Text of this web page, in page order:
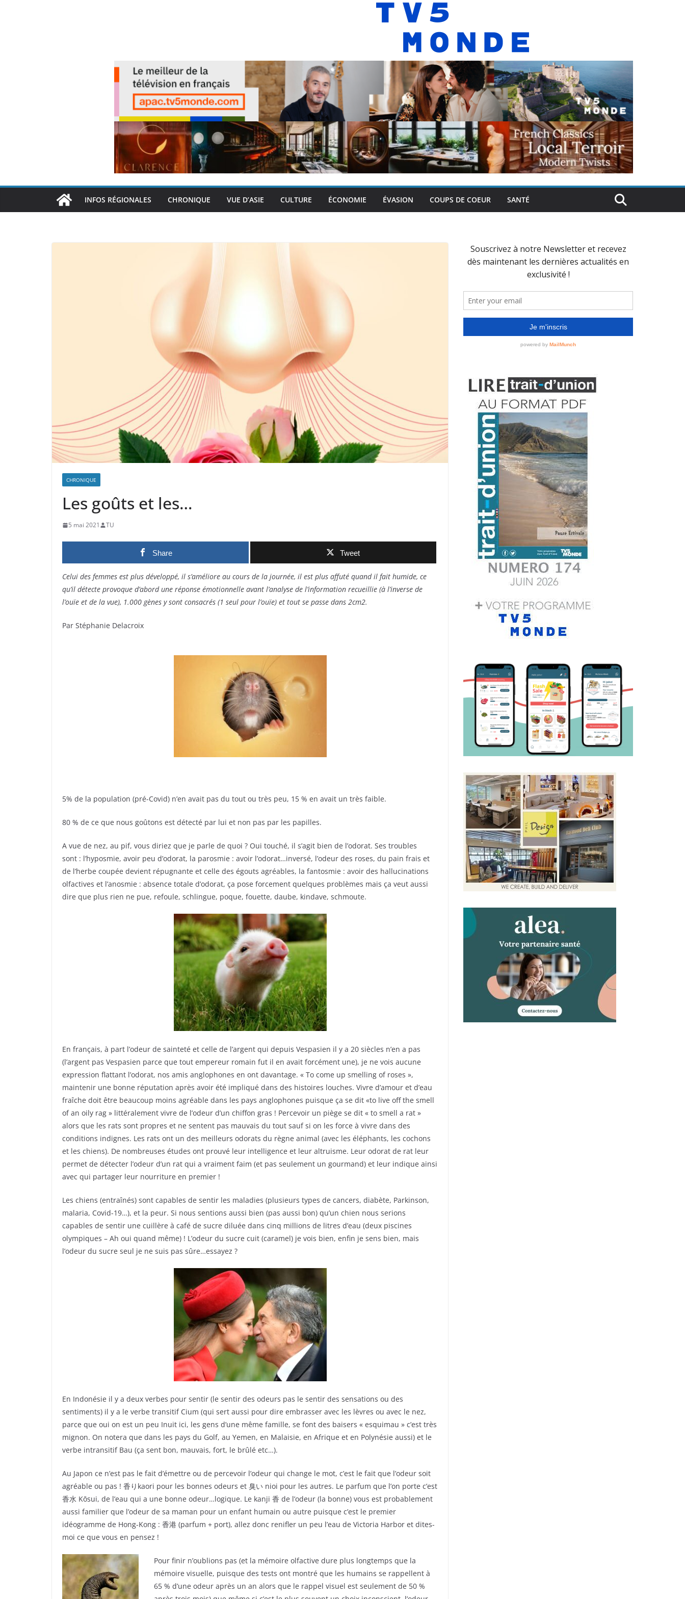
INFOS RÉGIONALES CHRONIQUE VUE D’ASIE CULTURE ÉCONOMIE ÉVASION COUPS DE COEUR SANTÉ
CHRONIQUE
Les goûts et les…
5 mai 2021 TU
Share Tweet
Celui des femmes est plus développé, il s’améliore au cours de la journée, il est plus affuté quand il fait humide, ce
qu’il détecte provoque d’abord une réponse émotionnelle avant l’analyse de l’information recueillie (à l’inverse de
l’ouïe et de la vue), 1.000 gènes y sont consacrés (1 seul pour l’ouïe) et tout se passe dans 2cm2.
Par Stéphanie Delacroix
5% de la population (pré-Covid) n’en avait pas du tout ou très peu, 15 % en avait un très faible.
80 % de ce que nous goûtons est détecté par lui et non pas par les papilles.
A vue de nez, au pif, vous diriez que je parle de quoi ? Oui touché, il s’agit bien de l’odorat. Ses troubles
sont : l’hyposmie, avoir peu d’odorat, la parosmie : avoir l’odorat…inversé, l’odeur des roses, du pain frais et
de l’herbe coupée devient répugnante et celle des égouts agréables, la fantosmie : avoir des hallucinations
olfactives et l’anosmie : absence totale d’odorat, ça pose forcement quelques problèmes mais ça veut aussi
dire que plus rien ne pue, refoule, schlingue, poque, fouette, daube, kindave, schmoute.
En français, à part l’odeur de sainteté et celle de l’argent qui depuis Vespasien il y a 20 siècles n’en a pas
(l’argent pas Vespasien parce que tout empereur romain fut il en avait forcément une), je ne vois aucune
expression flattant l’odorat, nos amis anglophones en ont davantage. « To come up smelling of roses »,
maintenir une bonne réputation après avoir été impliqué dans des histoires louches. Vivre d’amour et d’eau
fraîche doit être beaucoup moins agréable dans les pays anglophones puisque ça se dit «to live off the smell
of an oily rag » littéralement vivre de l’odeur d’un chiffon gras ! Percevoir un piège se dit « to smell a rat »
alors que les rats sont propres et ne sentent pas mauvais du tout sauf si on les force à vivre dans des
conditions indignes. Les rats ont un des meilleurs odorats du règne animal (avec les éléphants, les cochons
et les chiens). De nombreuses études ont prouvé leur intelligence et leur altruisme. Leur odorat de rat leur
permet de détecter l’odeur d’un rat qui a vraiment faim (et pas seulement un gourmand) et leur indique ainsi
avec qui partager leur nourriture en premier !
Les chiens (entraînés) sont capables de sentir les maladies (plusieurs types de cancers, diabète, Parkinson,
malaria, Covid-19…), et la peur. Si nous sentions aussi bien (pas aussi bon) qu’un chien nous serions
capables de sentir une cuillère à café de sucre diluée dans cinq millions de litres d’eau (deux piscines
olympiques – Ah oui quand même) ! L’odeur du sucre cuit (caramel) je vois bien, enfin je sens bien, mais
l’odeur du sucre seul je ne suis pas sûre…essayez ?
En Indonésie il y a deux verbes pour sentir (le sentir des odeurs pas le sentir des sensations ou des
sentiments) il y a le verbe transitif Cium (qui sert aussi pour dire embrasser avec les lèvres ou avec le nez,
parce que oui on est un peu Inuit ici, les gens d’une même famille, se font des baisers « esquimau » c’est très
mignon. On notera que dans les pays du Golf, au Yemen, en Malaisie, en Afrique et en Polynésie aussi) et le
verbe intransitif Bau (ça sent bon, mauvais, fort, le brûlé etc…).
Au Japon ce n’est pas le fait d’émettre ou de percevoir l’odeur qui change le mot, c’est le fait que l’odeur soit
agréable ou pas ! 香り kaori pour les bonnes odeurs et 臭い nioi pour les autres. Le parfum que l’on porte c’est
香水 Kōsui, de l’eau qui a une bonne odeur…logique. Le kanji 香 de l’odeur (la bonne) vous est probablement
aussi familier que l’odeur de sa maman pour un enfant humain ou autre puisque c’est le premier
idéogramme de Hong-Kong : 香港 (parfum + port), allez donc renifler un peu l’eau de Victoria Harbor et dites-
moi ce que vous en pensez !
Pour finir n’oublions pas (et la mémoire olfactive dure plus longtemps que la
mémoire visuelle, puisque des tests ont montré que les humains se rappellent à
65 % d’une odeur après un an alors que le rappel visuel est seulement de 50 %